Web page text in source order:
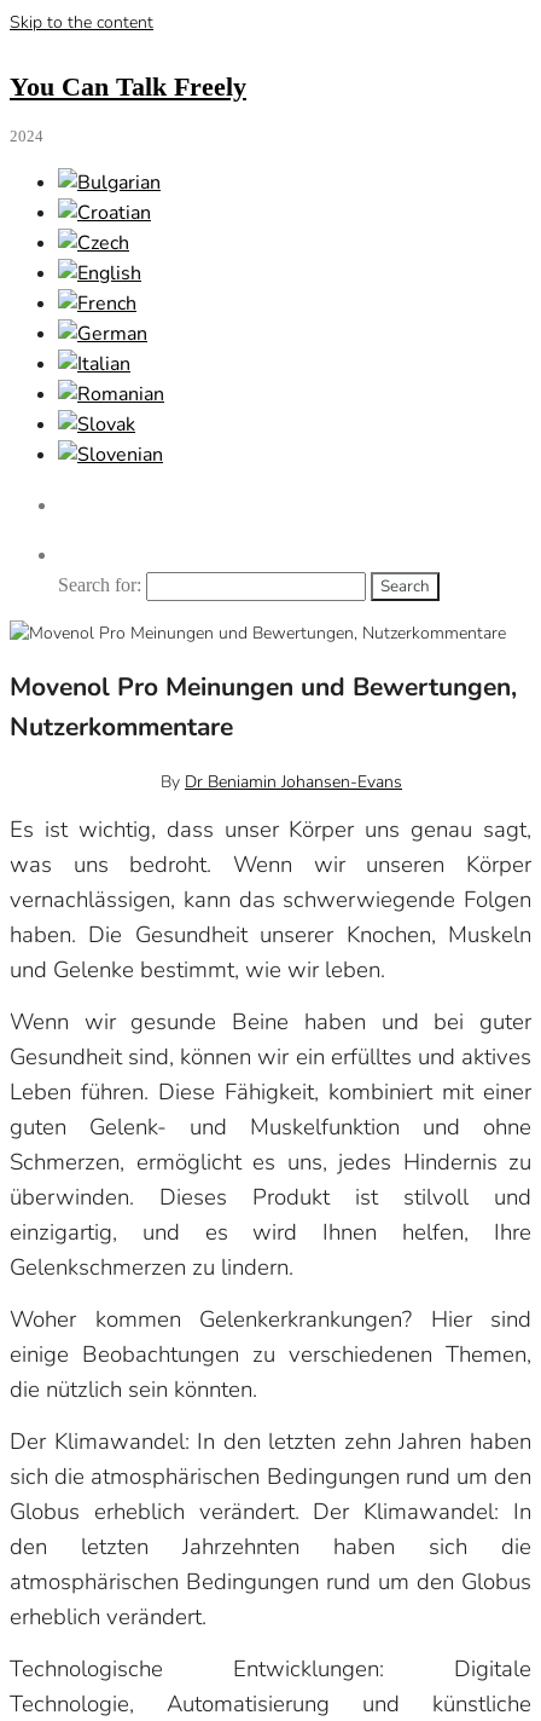
Skip to the content
You Can Talk Freely
2024
Search for:
Movenol Pro Meinungen und Bewertungen,
Nutzerkommentare
By Dr Beniamin Johansen-Evans
Es ist wichtig, dass unser Körper uns genau sagt,
was uns bedroht. Wenn wir unseren Körper
vernachlässigen, kann das schwerwiegende Folgen
haben. Die Gesundheit unserer Knochen, Muskeln
und Gelenke bestimmt, wie wir leben.
Wenn wir gesunde Beine haben und bei guter
Gesundheit sind, können wir ein erfülltes und aktives
Leben führen. Diese Fähigkeit, kombiniert mit einer
guten Gelenk- und Muskelfunktion und ohne
Schmerzen, ermöglicht es uns, jedes Hindernis zu
überwinden. Dieses Produkt ist stilvoll und
einzigartig, und es wird Ihnen helfen, Ihre
Gelenkschmerzen zu lindern.
Woher kommen Gelenkerkrankungen? Hier sind
einige Beobachtungen zu verschiedenen Themen,
die nützlich sein könnten.
Der Klimawandel: In den letzten zehn Jahren haben
sich die atmosphärischen Bedingungen rund um den
Globus erheblich verändert. Der Klimawandel: In
den letzten Jahrzehnten haben sich die
atmosphärischen Bedingungen rund um den Globus
erheblich verändert.
Technologische Entwicklungen: Digitale
Technologie, Automatisierung und künstliche